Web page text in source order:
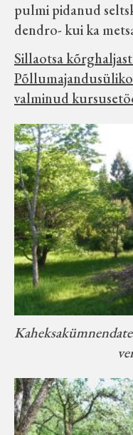
Koduleht on
Omaalgatuse
pulmi pidanud
dendro- kui ka
Sillaotsa
valminud